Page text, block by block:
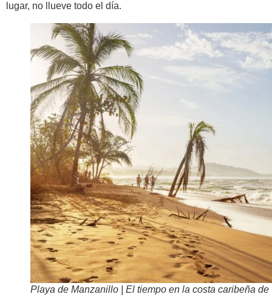
lugar, no llueve todo el día.
Playa de Manzanillo | El tiempo en la costa caribeña de